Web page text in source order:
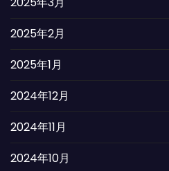
2025年2月
2025年1月
2024年12月
2024年11月
2024年10月